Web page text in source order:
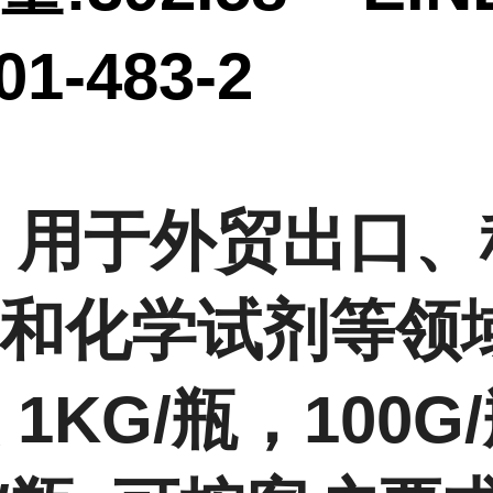
483-2
于外贸出口
化学试剂等领
1KG/瓶，